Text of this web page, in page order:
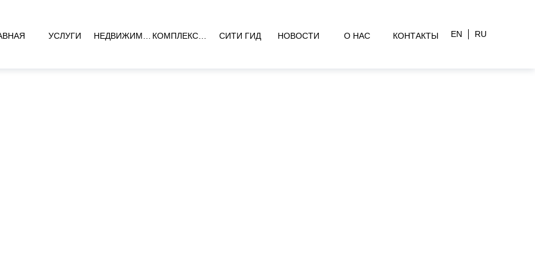
УСЛУГИ СИТИ ГИД НОВОСТИ О НАС КОНТАКТЫ EN RU